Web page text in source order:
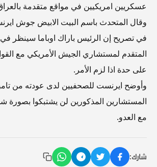
عسكريين امريكيين في مواقع متقدمة
وقال المتحدث باسم البيت الابيض جوش
في تصريح إن الرئيس باراك اوباما سينظر
المتقدم لمستشاري الجيش الأمريكي مع
على حدة اذا لزم الأمر.
وأوضح ايرنست للصحفيين لدى عودته من
المستشارين المذكورين لن يشتبكوا بصورة
مع العدو.
شارك: